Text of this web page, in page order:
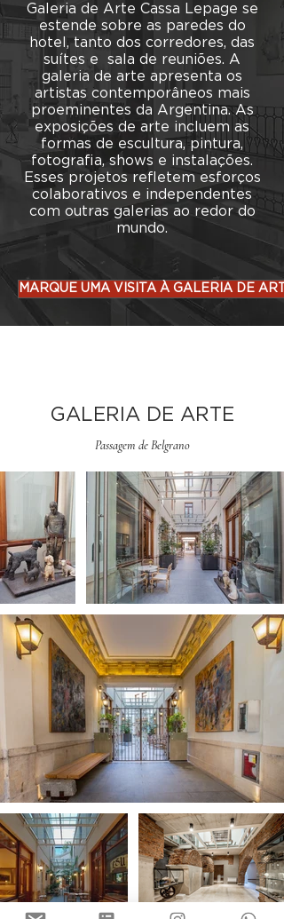
Galeria de Arte Cassa Lepage se
estende sobre as paredes do
hotel, tanto dos corredores, das
suítes e
sala de reuniões. A
galeria de arte apresenta os
artistas contemporâneos mais
proeminentes da Argentina. As
exposições de arte incluem as
formas de escultura, pintura,
fotografia, shows e instalações.
Esses projetos refletem esforços
colaborativos e independentes
com outras galerias ao redor do
mundo.
MARQUE UMA VISITA À GALERIA DE
GALERIA DE ARTE
Passagem de Belgrano